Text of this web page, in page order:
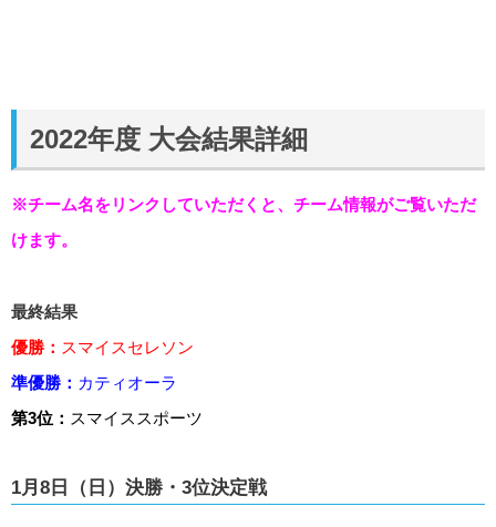
2022年度 大会結果詳細
※チーム名をリンクしていただくと、チーム情報がご覧いただ
けます。
最終結果
優勝： スマイスセレソン
準優勝： カティオーラ
第3位： スマイススポーツ
1月8日（日）決勝・3位決定戦